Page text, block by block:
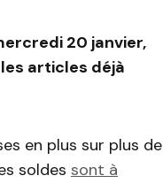
20 janvier,
articles déjà
en plus sur plus de
soldes sont à